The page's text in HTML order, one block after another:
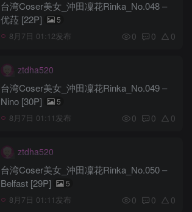
台湾Coser美女_沖田凜花Rinka_No.048 –
优菈 [22P]
5
8月7日 01:12发布 0 0 0
ztdha520
台湾Coser美女_沖田凜花Rinka_No.049 –
Nino [30P]
5
8月7日 01:11发布 0 0 0
ztdha520
台湾Coser美女_沖田凜花Rinka_No.050 –
Belfast [29P]
5
8月7日 01:11发布 0 0 0